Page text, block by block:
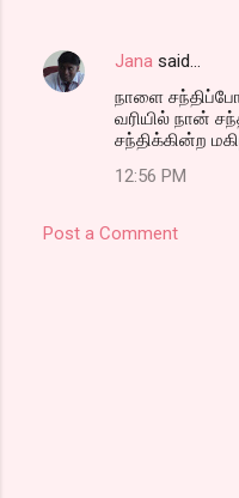
Jana said…
நாளை
வரியில் நான்
சந்திக்கின்ற
12:56 PM
Post a Comment